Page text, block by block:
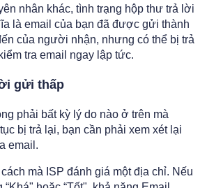
nhân khác, tình trạng hộp thư trả lời
là email của bạn đã được gửi thành
của người nhận, nhưng có thể bị trả
tra email ngay lập tức.
gửi thấp
phải bất kỳ lý do nào ở trên mà
bị trả lại, bạn cần phải xem xét lại
email.
mà ISP đánh giá một địa chỉ. Nếu